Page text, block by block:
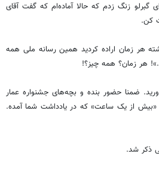
زنگ زدم که حالا آماده‌ام که گفت آقای
کن.
هر زمان اراده کردید همین رسانه ملی همه
هر زمان؟ همه چیز؟!
ضمنا حضور بنده و بچه‌های جشنواره عمار
دقیقه بود نه «بیش از یک ساعت» که در یادداشت شما آمده.